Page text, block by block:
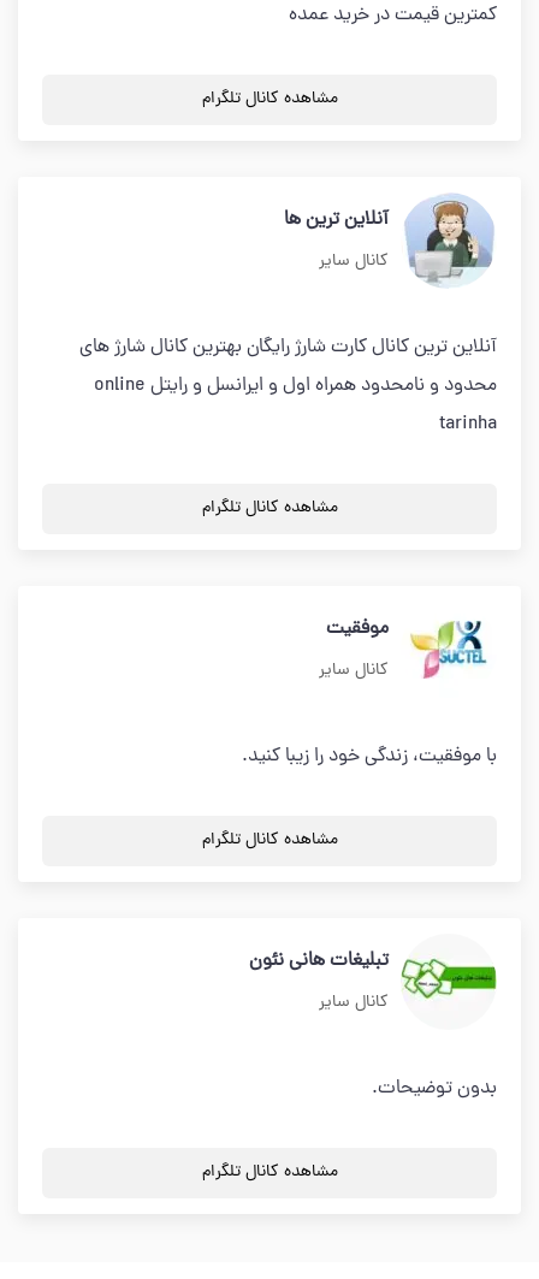
کمترین قیمت در خرید عمده
مشاهده کانال تلگرام
آنلاین ترین ها
کانال سایر
آنلاین ترین کانال کارت شارژ رایگان بهترین کانال شارژ های
محدود و نامحدود همراه اول و ایرانسل و رایتل online
tarinha
مشاهده کانال تلگرام
موفقيت
کانال سایر
با موفقيت، زندگی خود را زیبا کنید.
مشاهده کانال تلگرام
تبلیغات هانی نئون
کانال سایر
بدون توضیحات.
مشاهده کانال تلگرام